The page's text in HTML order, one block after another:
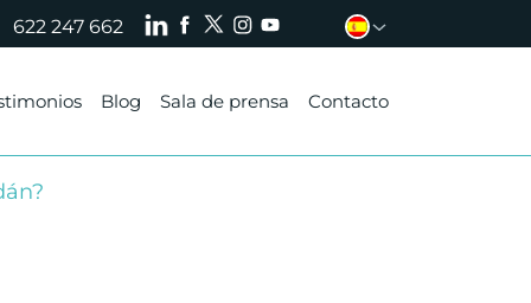
622 247 662
Blog Sala de prensa Contacto